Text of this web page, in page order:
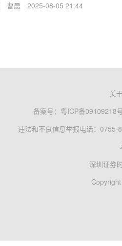
曹晨 2025-08-05 21:44
关
备案号： 粤ICP备09109218
违法和不良信息举报电话：0755-
深圳证券